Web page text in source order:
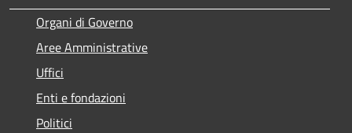
Organi di Governo
Aree Amministrative
Uffici
Enti e fondazioni
Politici